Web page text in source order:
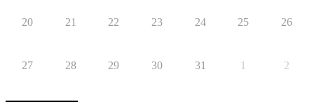
20 21 22 23 24 25 26
27 28 29 30 31 1 2